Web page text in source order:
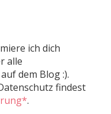
ich dich
alle
dem Blog :).
findest
.